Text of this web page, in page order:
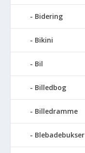
Bidering
Bikini
Bil
Billedbog
Billedramme
Blebadebukser